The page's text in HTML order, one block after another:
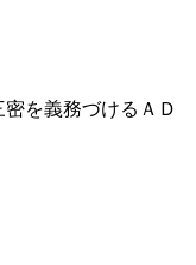
を義務づけるＡＤ